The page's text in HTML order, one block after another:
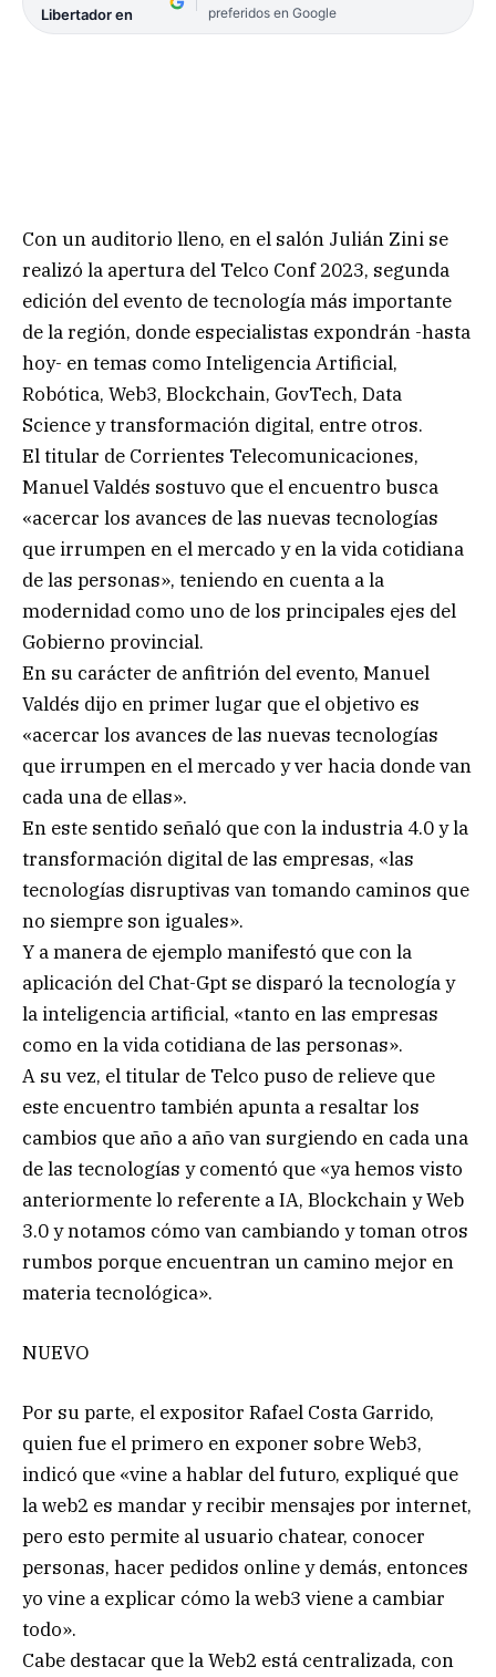
Libertador en
preferidos en Google
Con un auditorio lleno, en el salón Julián Zini se
realizó la apertura del Telco Conf 2023, segunda
edición del evento de tecnología más importante
de la región, donde especialistas expondrán -hasta
hoy- en temas como Inteligencia Artificial,
Robótica, Web3, Blockchain, GovTech, Data
Science y transformación digital, entre otros.
El titular de Corrientes Telecomunicaciones,
Manuel Valdés sostuvo que el encuentro busca
«acercar los avances de las nuevas tecnologías
que irrumpen en el mercado y en la vida cotidiana
de las personas», teniendo en cuenta a la
modernidad como uno de los principales ejes del
Gobierno provincial.
En su carácter de anfitrión del evento, Manuel
Valdés dijo en primer lugar que el objetivo es
«acercar los avances de las nuevas tecnologías
que irrumpen en el mercado y ver hacia donde van
cada una de ellas».
En este sentido señaló que con la industria 4.0 y la
transformación digital de las empresas, «las
tecnologías disruptivas van tomando caminos que
no siempre son iguales».
Y a manera de ejemplo manifestó que con la
aplicación del Chat-Gpt se disparó la tecnología y
la inteligencia artificial, «tanto en las empresas
como en la vida cotidiana de las personas».
A su vez, el titular de Telco puso de relieve que
este encuentro también apunta a resaltar los
cambios que año a año van surgiendo en cada una
de las tecnologías y comentó que «ya hemos visto
anteriormente lo referente a IA, Blockchain y Web
3.0 y notamos cómo van cambiando y toman otros
rumbos porque encuentran un camino mejor en
materia tecnológica».
NUEVO
Por su parte, el expositor Rafael Costa Garrido,
quien fue el primero en exponer sobre Web3,
indicó que «vine a hablar del futuro, expliqué que
la web2 es mandar y recibir mensajes por internet,
pero esto permite al usuario chatear, conocer
personas, hacer pedidos online y demás, entonces
yo vine a explicar cómo la web3 viene a cambiar
todo».
Cabe destacar que la Web2 está centralizada, con